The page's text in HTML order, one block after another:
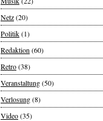
Netz(20)
Politik(1)
Redaktion (60)
Retro(38)
Veranstaltung(50)
Verlosung(8)
Video(35)